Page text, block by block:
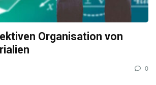
Organisation von
0